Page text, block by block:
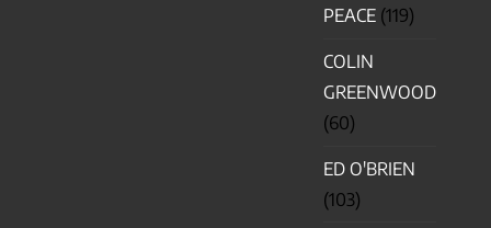
PEACE (119)
COLIN
GREENWOOD
(60)
ED O'BRIEN
(103)